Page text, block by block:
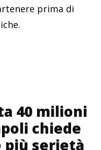
prima di
40 milioni
chiede
più serietà